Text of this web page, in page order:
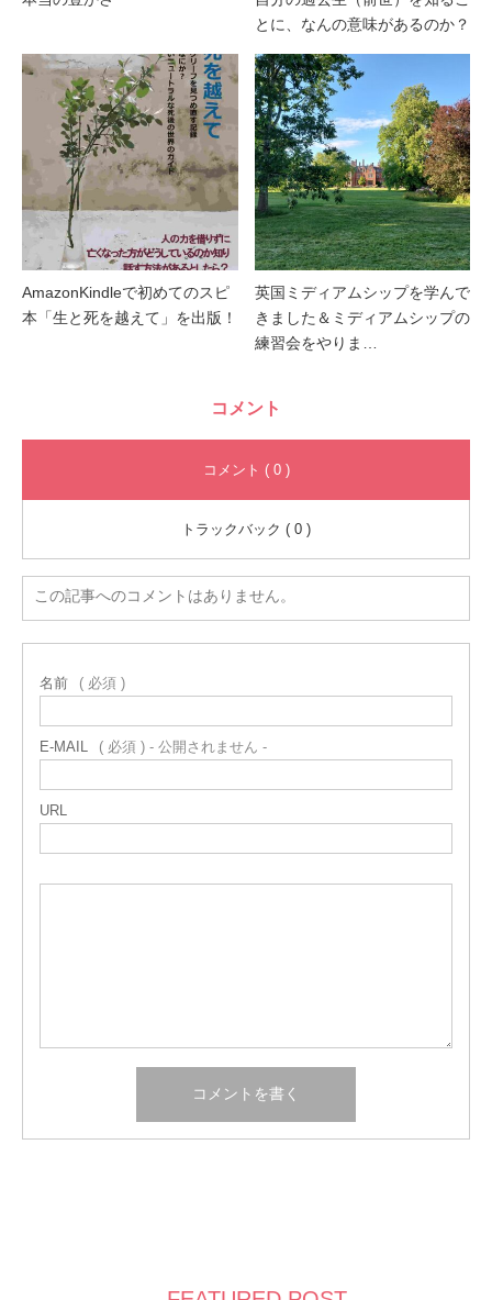
とに、なんの意味があるのか？
AmazonKindleで初めてのスピ
本「生と死を越えて」を出版！
英国ミディアムシップを学んで
きました＆ミディアムシップの
練習会をやりま…
コメント
コメント ( 0 )
トラックバック ( 0 )
この記事へのコメントはありません。
名前 ( 必須 )
E-MAIL ( 必須 ) - 公開されません -
URL